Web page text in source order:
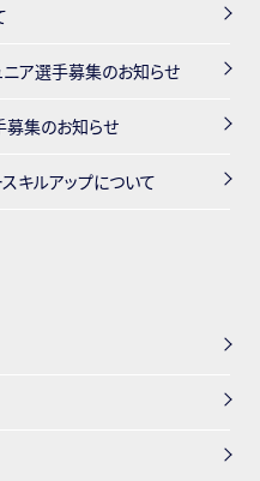
ア選手募集のお知らせ
集のお知らせ
キルアップについて